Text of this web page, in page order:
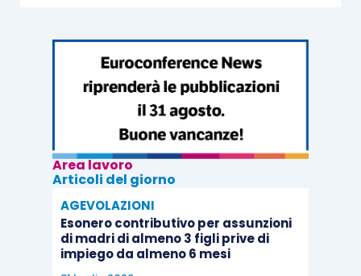
Area lavoro
Articoli del giorno
AGEVOLAZIONI
Esonero contributivo per assunzioni
di madri di almeno 3 figli prive di
impiego da almeno 6 mesi